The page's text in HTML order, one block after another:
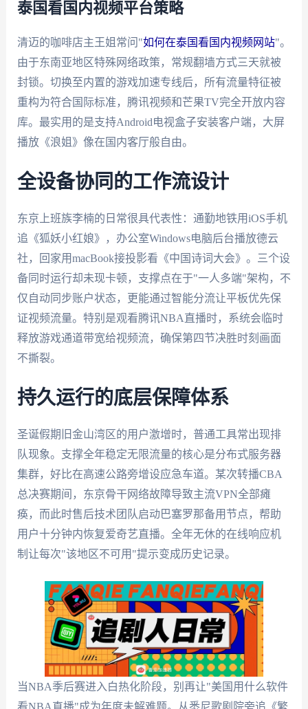
泰国看国内视频平台策略
清迈的咖啡店主王姐常问"如何在泰国看国内视频网站"。
由于东南亚地区特殊网络政策，常规翻墙方式三天就被
封锁。切换至内置的游戏加速专线后，所有流量特征被
重构为符合国际标准，腾讯视频和芒果TV完全开放内容
库。最实用的是支持Android电视盒子安装客户端，大屏
播放《浪姐》像在国内客厅般自由。
全设备协同的工作流设计
东京上班族李楠的日常很具代表性：通勤地铁用iOS手机
追《狐妖小红娘》，办公室Windows电脑后台播放德云
社，回家用macBook接投影看《中国诗词大会》。三个设
备同时运行却未现卡顿，支撑点在于"一人多端"架构，不
仅自动同步账户状态，更能通过智能分流让平板优先保
证视频流量。特别是观看腾讯NBA直播时，系统会临时
释放游戏通道带宽给视频流，确保第四节决胜时刻画面
不撕裂。
持久运行的底层保障体系
圣诞假期旧金山湾区的用户激增时，普通工具常出现排
队现象。支撑全年稳定无限流量的核心是分布式服务器
集群，好比在高速公路旁增设应急车道。某次转播CBA
总决赛期间，东京骨干网络故障导致主流VPN全部瘫
痪，而此时售后技术团队启动巴塞罗那备用节点，帮助
用户十分钟内恢复爱奇艺直播。全年无休的在线响应机
制让每次"该地区不可用"提示变成历史记录。
当NBA季后赛进入白热化阶段，别再让"美国用什么软件